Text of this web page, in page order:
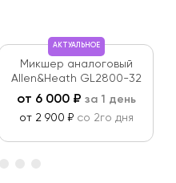
АКТУАЛЬНОЕ
Микшер аналоговый
Allen&Heath GL2800-32
от 6 000₽ за 1 день
от 2 900 ₽ со 2го дня